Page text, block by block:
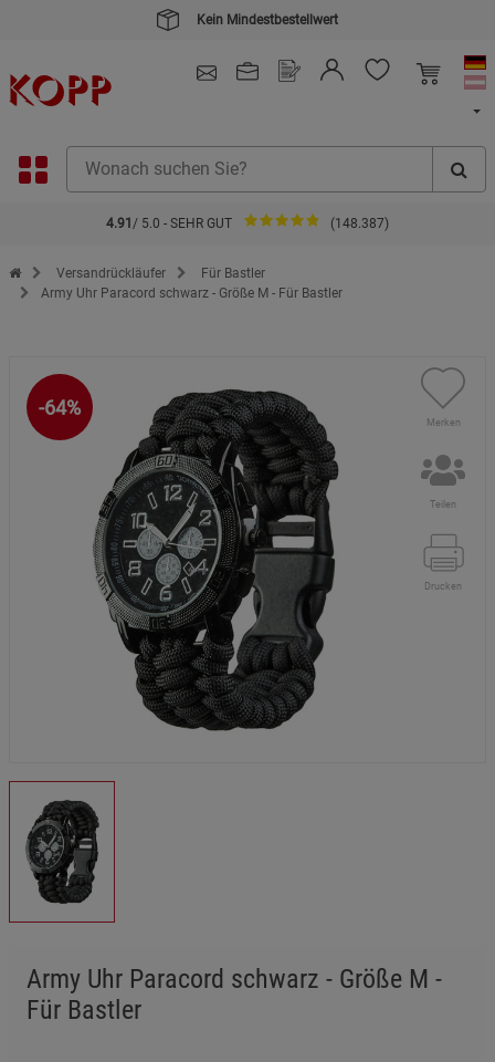
Kein Mindestbestellwert
4.91 / 5.0 - SEHR GUT (148.387)
Zur Startseite des Kopp Verlag Online-Shop
Versandrückläufer
Für Bastler
Army Uhr Paracord schwarz - Größe M - Für Bastler
-64%
Merken
Teilen
Drucken
Army Uhr Paracord schwarz - Größe M -
Für Bastler